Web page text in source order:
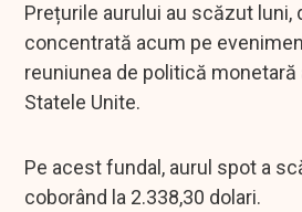
Prețurile aurului au scăzut
concentrată acum pe
reuniunea de politică
Statele Unite.
Pe acest fundal, aurul spot a
coborând la 2.338,30 dolari.